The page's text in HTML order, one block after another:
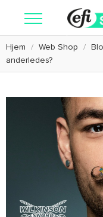
Ny bruger
Hjem Web Shop
anderledes?